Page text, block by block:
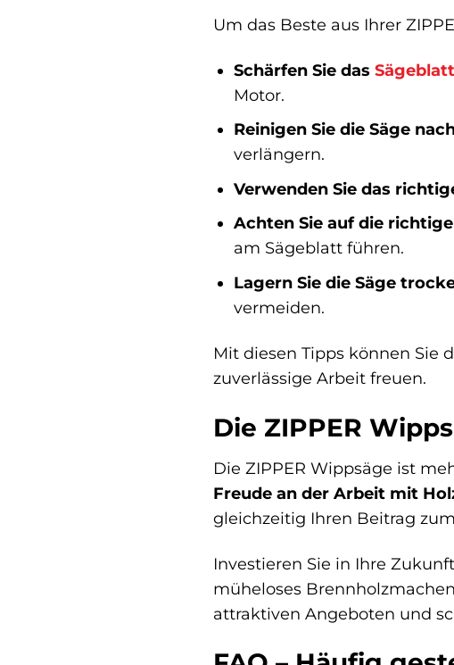
Um das Beste aus Ihrer
Schärfen Sie das Sägeblatt
Motor.
Reinigen Sie die Säge
verlängern.
Verwenden Sie das
Achten Sie auf die
am Sägeblatt führen.
Lagern Sie die Säge
vermeiden.
Mit diesen Tipps können Sie
zuverlässige Arbeit freuen.
Die ZIPPER
Die ZIPPER Wippsäge ist
Freude an der Arbeit mit
gleichzeitig Ihren Beitrag
Investieren Sie in Ihre
müheloses
attraktiven Angeboten und